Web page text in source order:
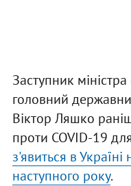
Заступник
головний
Віктор Ляшко
проти COVID-19
з'явиться в
наступного року.